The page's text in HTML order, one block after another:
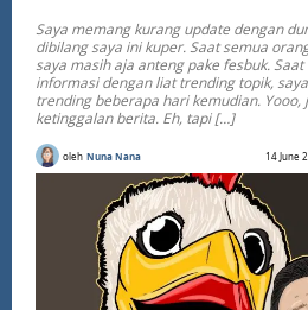
Saya memang kurang update dengan
dibilang saya ini kuper. Saat semua
saya masih aja anteng pake fesbuk.
informasi dengan liat trending topik,
trending beberapa hari kemudian. Yooo,
ketinggalan berita. Eh, tapi […]
oleh Nuna Nana 14 June